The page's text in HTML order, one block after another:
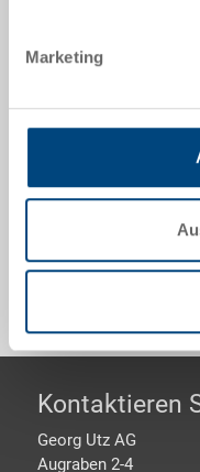
Marketing
Haken, PP UIC,
Optionales
Footer
Kontaktieren
Georg Utz AG
Augraben 2-4